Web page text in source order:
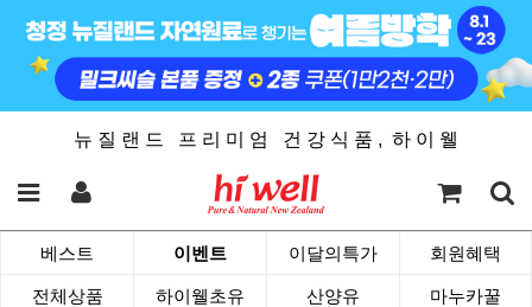
뉴 질 랜 드 프 리 미 엄 건 강 식 품 , 하 이 웰
베스트 이벤트 이달의특가 회원혜택
전체상품 하이웰초유 산양유 마누카꿀